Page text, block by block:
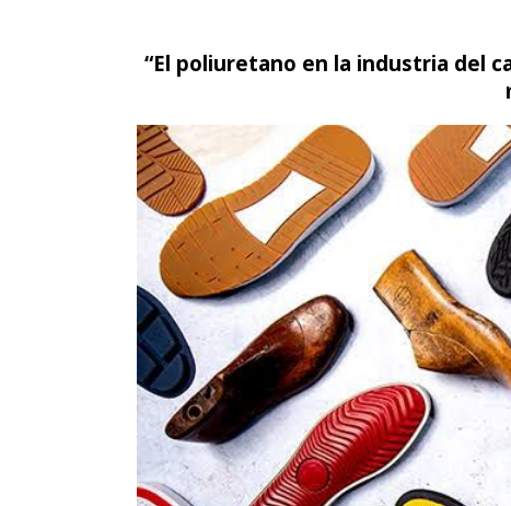
“El poliuretano en la industria del